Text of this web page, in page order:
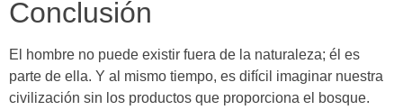
Conclusión
El hombre no puede existir fuera de la naturaleza; él es
parte de ella. Y al mismo tiempo, es difícil imaginar nuestra
civilización sin los productos que proporciona el bosque.